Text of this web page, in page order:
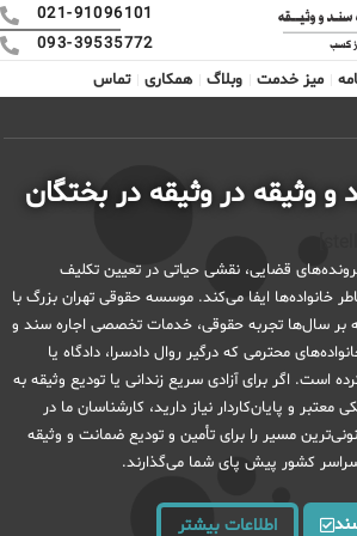
021-91096101
093-39535772
میز خدمت وبلاگ همکاری
تماس
و وثیقه در وثیقه در بختگان
قضایی، نقشی حیاتی در تعیین تکلیف
خانواده‌ها ایفا می‌کند. موسسه حقوقی تهران بزرگ با
سال‌ها تجربه حقوقی، خدمات تخصصی اجاره سند و
محترمی که درگیر روال دادسرا، دادگاه یا
است. اگر برای آزادی سریع زندانی یا تودیع وثیقه به
معتبر و پایان‌کاردار نیاز دارید، کارشناسان ما در
مسیر را برای تأمین و تودیع ضمانت و وثیقه
کشور پیش پای شما می‌گذارند.
اطلاعات بیشتر